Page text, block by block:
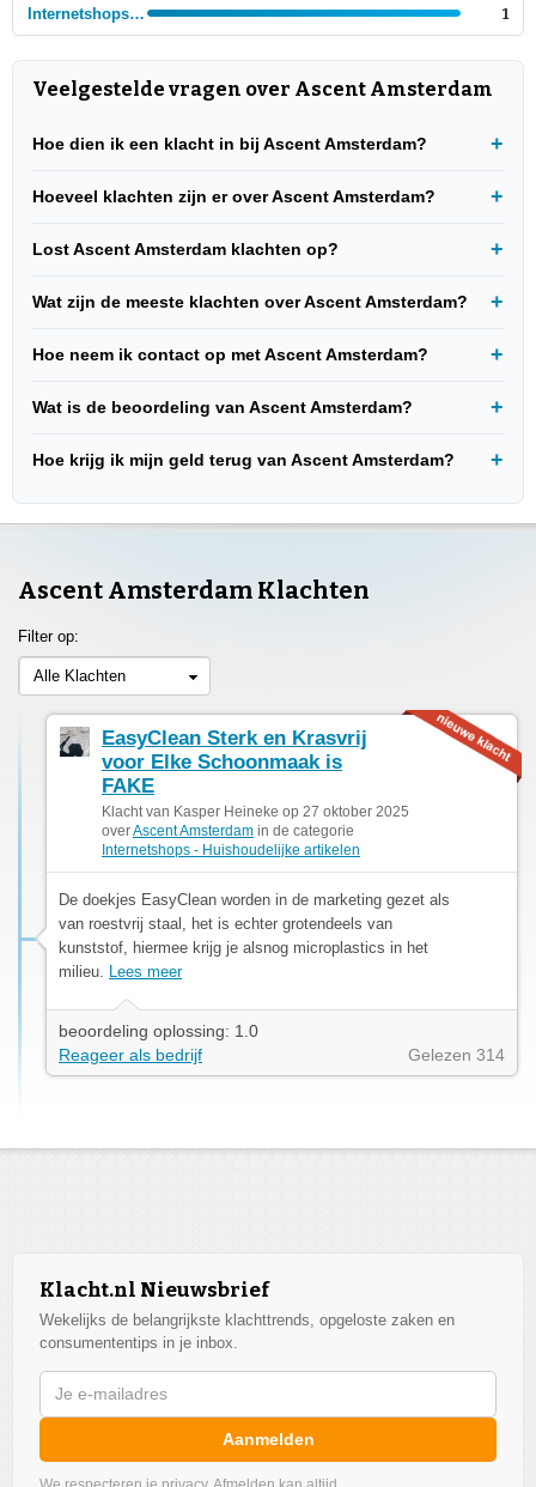
Internetshops - Huishoudelijke artikelen 1
Veelgestelde vragen over Ascent Amsterdam
Hoe dien ik een klacht in bij Ascent Amsterdam?
Hoeveel klachten zijn er over Ascent Amsterdam?
Lost Ascent Amsterdam klachten op?
Wat zijn de meeste klachten over Ascent Amsterdam?
Hoe neem ik contact op met Ascent Amsterdam?
Wat is de beoordeling van Ascent Amsterdam?
Hoe krijg ik mijn geld terug van Ascent Amsterdam?
Ascent Amsterdam Klachten
Filter op:
Alle Klachten
EasyClean Sterk en Krasvrij
voor Elke Schoonmaak is
FAKE
Klacht van Kasper Heineke op 27 oktober 2025
overAscent Amsterdam in de categorie
Internetshops - Huishoudelijke artikelen
De doekjes EasyClean worden in de marketing gezet als
van roestvrij staal, het is echter grotendeels van
kunststof, hiermee krijg je alsnog microplastics in het
milieu. Lees meer
beoordeling oplossing: 1.0
Reageer als bedrijf
Gelezen 314
Klacht.nl Nieuwsbrief
Wekelijks de belangrijkste klachttrends, opgeloste zaken en
consumententips in je inbox.
Aanmelden